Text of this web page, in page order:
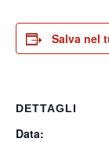
Salva nel
DETTAGLI
Data: